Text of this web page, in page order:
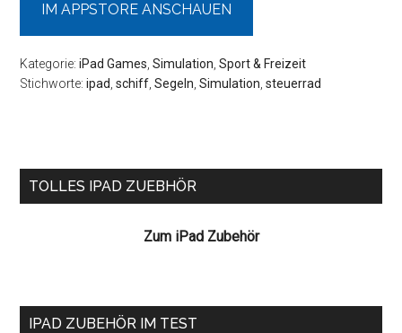
IM APPSTORE ANSCHAUEN
Kategorie:iPad Games ,Simulation ,Sport & Freizeit
Stichworte:ipad ,schiff ,Segeln ,Simulation ,steuerrad
Seitenspalte
TOLLES IPAD ZUEBHÖR
Zum iPad Zubehör
IPAD ZUBEHÖR IM TEST